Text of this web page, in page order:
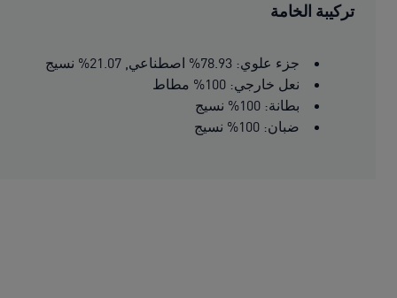
تركيبة الخامة
جزء علوي: 78.93% اصطناعي, 21.07% نسيج
نعل خارجي: 100% مطاط
بطانة: 100% نسيج
ضبان: 100% نسيج